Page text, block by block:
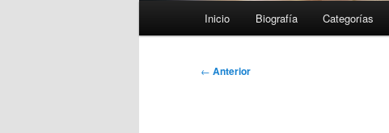
Inicio Biografía Categorías
Navegación
← Anterior